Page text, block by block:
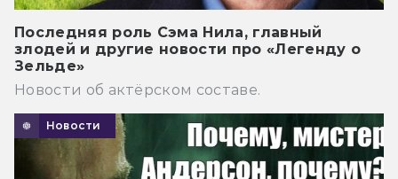
Последняя роль Сэма Нила, главный
злодей и другие новости про «Легенду о
Зельде»
Новости об актёрском составе.
Новости